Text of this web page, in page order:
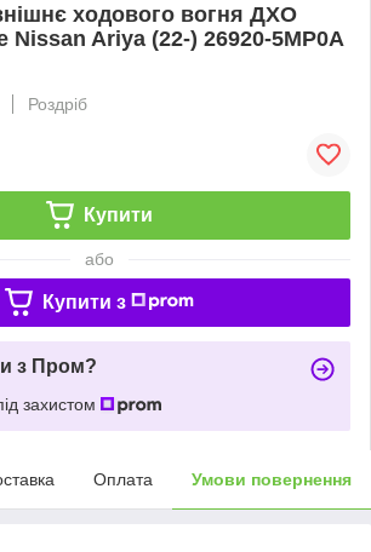
ходового вогня ДХО
Nissan Ariya (22-) 26920-5MP0A
Роздріб
Купити
або
Купити з
з Пром?
захистом
Оплата Умови повернення